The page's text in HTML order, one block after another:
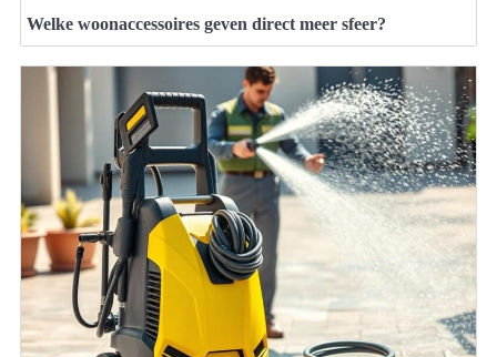
Welke woonaccessoires geven direct meer sfeer?